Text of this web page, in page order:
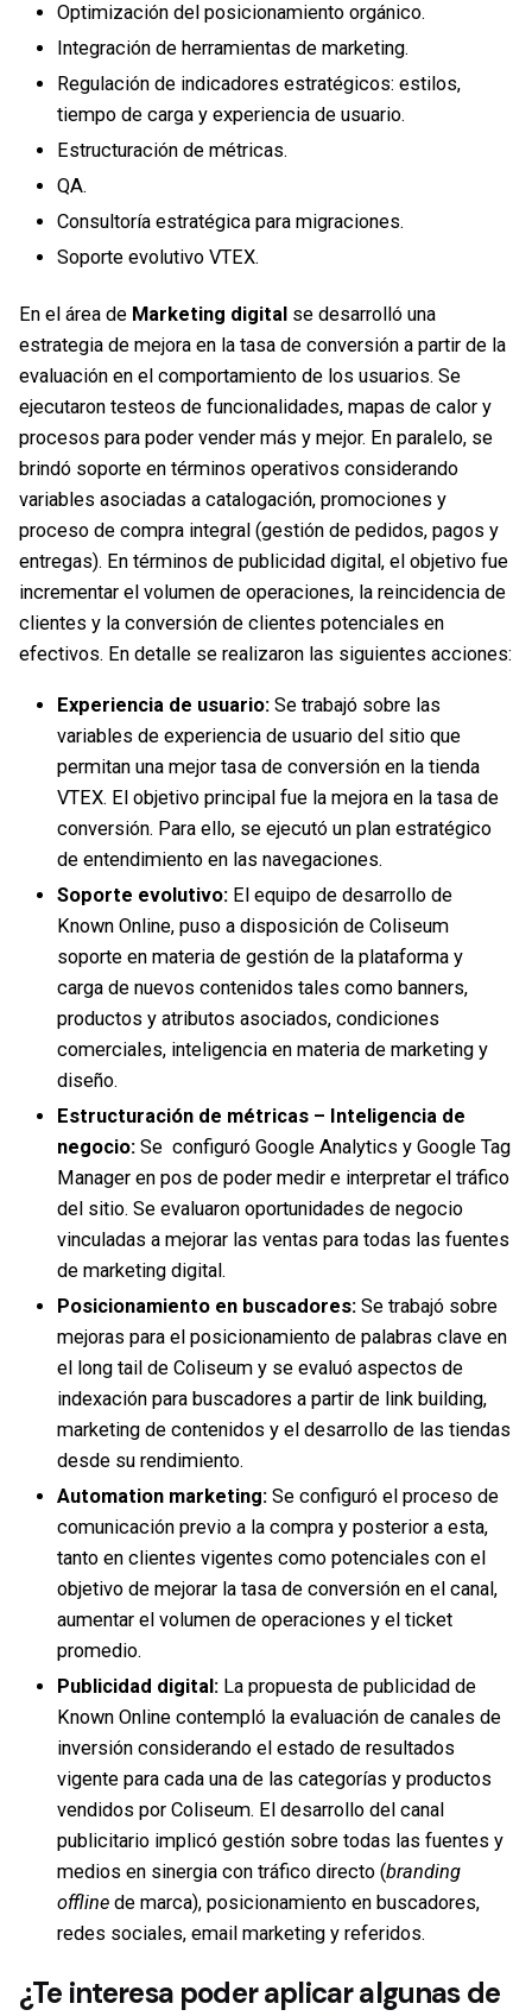
Optimización del posicionamiento orgánico.
Integración de herramientas de marketing.
Regulación de indicadores estratégicos: estilos,
tiempo de carga y experiencia de usuario.
Estructuración de métricas.
QA.
Consultoría estratégica para migraciones.
Soporte evolutivo VTEX.
En el área de Marketing digital se desarrolló una
estrategia de mejora en la tasa de conversión a partir de la
evaluación en el comportamiento de los usuarios. Se
ejecutaron testeos de funcionalidades, mapas de calor y
procesos para poder vender más y mejor. En paralelo, se
brindó soporte en términos operativos considerando
variables asociadas a catalogación, promociones y
proceso de compra integral (gestión de pedidos, pagos y
entregas). En términos de publicidad digital, el objetivo fue
incrementar el volumen de operaciones, la reincidencia de
clientes y la conversión de clientes potenciales en
efectivos. En detalle se realizaron las siguientes acciones:
Experiencia de usuario: Se trabajó sobre las
variables de experiencia de usuario del sitio que
permitan una mejor tasa de conversión en la tienda
VTEX. El objetivo principal fue la mejora en la tasa de
conversión. Para ello, se ejecutó un plan estratégico
de entendimiento en las navegaciones.
Soporte evolutivo: El equipo de desarrollo de
Known Online, puso a disposición de Coliseum
soporte en materia de gestión de la plataforma y
carga de nuevos contenidos tales como banners,
productos y atributos asociados, condiciones
comerciales, inteligencia en materia de marketing y
diseño.
Estructuración de métricas – Inteligencia de
negocio: Se configuró Google Analytics y Google Tag
Manager en pos de poder medir e interpretar el tráfico
del sitio. Se evaluaron oportunidades de negocio
vinculadas a mejorar las ventas para todas las fuentes
de marketing digital.
Posicionamiento en buscadores: Se trabajó sobre
mejoras para el posicionamiento de palabras clave en
el long tail de Coliseum y se evaluó aspectos de
indexación para buscadores a partir de link building,
marketing de contenidos y el desarrollo de las tiendas
desde su rendimiento.
Automation marketing: Se configuró el proceso de
comunicación previo a la compra y posterior a esta,
tanto en clientes vigentes como potenciales con el
objetivo de mejorar la tasa de conversión en el canal,
aumentar el volumen de operaciones y el ticket
promedio.
Publicidad digital: La propuesta de publicidad de
Known Online contempló la evaluación de canales de
inversión considerando el estado de resultados
vigente para cada una de las categorías y productos
vendidos por Coliseum. El desarrollo del canal
publicitario implicó gestión sobre todas las fuentes y
medios en sinergia con tráfico directo (branding
offline de marca), posicionamiento en buscadores,
redes sociales, email marketing y referidos.
¿Te interesa poder aplicar algunas de